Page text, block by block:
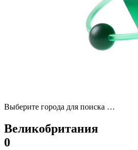
Выберите города для поиска …
Великобритания
0